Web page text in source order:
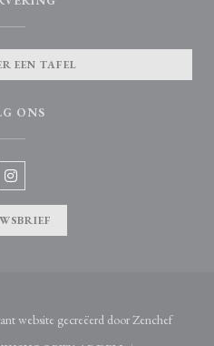
EEN TAFEL
ONS
Instagram ((opent in een nieuw
website gecreëerd doorZenchef((opent